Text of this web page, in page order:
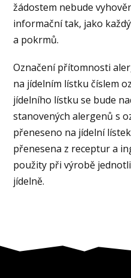
žádostem nebude
informační tak, jako
a pokrmů.
Označení přítomnosti
na jídelním lístku číslem
jídelního lístku se bude
stanovených alergenů s
přeneseno na jídelní
přenesena z receptur a
použity při výrobě
jídelně.